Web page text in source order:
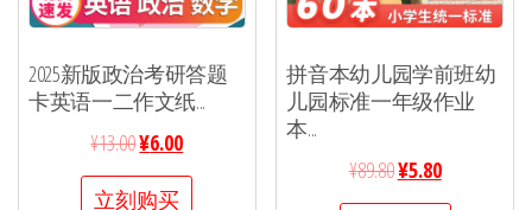
2025新版政治考研答题
卡英语一二作文纸...
¥13.00¥6.00
立刻购买
拼音本幼儿园学前班幼
儿园标准一年级作业
本...
¥89.80¥5.80